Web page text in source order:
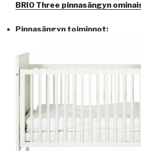
BRIO Three pinnasängyn
Pinnasängyn toiminnot: